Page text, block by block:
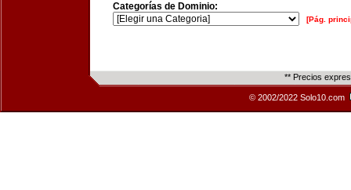
Categorías de Dominio:
[Pág.
** Precios
© 2002/2022 Solo10.com